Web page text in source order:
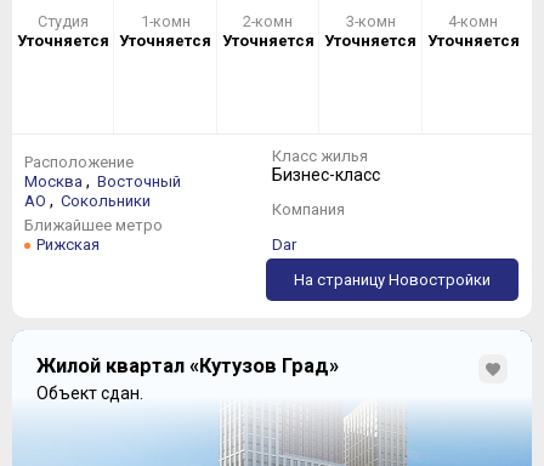
Студия
Уточняется
1-комн
Уточняется
2-комн
Уточняется
3-комн
Уточняется
4-комн
Уточняется
Расположение
Москва , Восточный
АО , Сокольники
Ближайшее метро
Рижская
Класс жилья
Бизнес-класс
Компания
Dar
На страницу Новостройки
Жилой квартал «Кутузов Град»
Объект сдан.